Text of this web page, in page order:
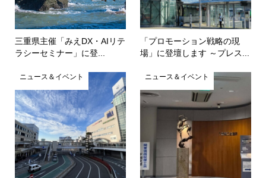
三重県主催「みえDX・AIリテ
ラシーセミナー」に登...
「プロモーション戦略の現
場」に登壇します ～プレス...
ニュース＆イベント ニュース＆イベント